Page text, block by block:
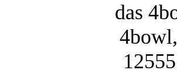
das